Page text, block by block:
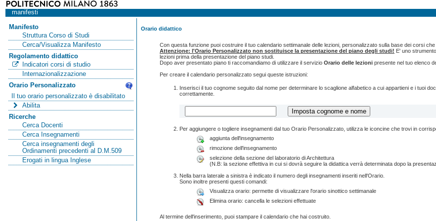
manifesti
Manifesto
Struttura Corso di Studi
Cerca/Visualizza Manifesto
Regolamento didattico
Indicatori corsi di studio
Internazionalizzazione
Orario Personalizzato
Il tuo orario personalizzato è disabilitato
Abilita
Ricerche
Cerca Docenti
Cerca Insegnamenti
Cerca insegnamenti degli
Ordinamenti precedenti al D.M.509
Erogati in lingua Inglese
Orario didattico
Con questa funzione puoi costruire il tuo calendario settimanale delle lezioni, personalizzato sulla base dei corsi che
Attenzione: l'Orario Personalizzato non sostituisce la presentazione del piano degli studi! E' uno
lezioni prima della presentazione del piano studi.
Dopo aver presentato piano ti raccomandiamo di utilizzare il servizio Orario delle lezionipresente nel tuo elenco
Per creare il calendario personalizzato segui queste istruzioni:
Inserisci il tuo cognome seguito dal nome per determinare lo scaglione alfabetico a cui appartieni e i tuoi
correttamente.
Per aggiungere o togliere insegnamenti dal tuo Orario Personalizzato, utilizza le iconcine che trovi in
aggiunta dell'insegnamento
rimozione dell'insegnamento
selezione della sezione del laboratorio di Architettura
(N.B: la sezione effettiva in cui si dovrà seguire la didattica verrà determinata dopo la
Nella barra laterale a sinistra è indicato il numero degli insegnamenti inseriti nell'Orario.
Sono inoltre presenti questi comandi:
Visualizza orario: permette di visualizzare l'orario sinottico settimanale
Elimina orario: cancella le selezioni effettuate
Al termine dell'inserimento, puoi stampare il calendario che hai costruito.